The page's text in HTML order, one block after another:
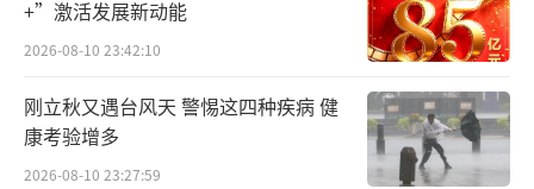
+”激活发展新动能
2026-08-10 23:42:10
刚立秋又遇台风天 警惕这四种疾病 健
康考验增多
2026-08-10 23:27:59